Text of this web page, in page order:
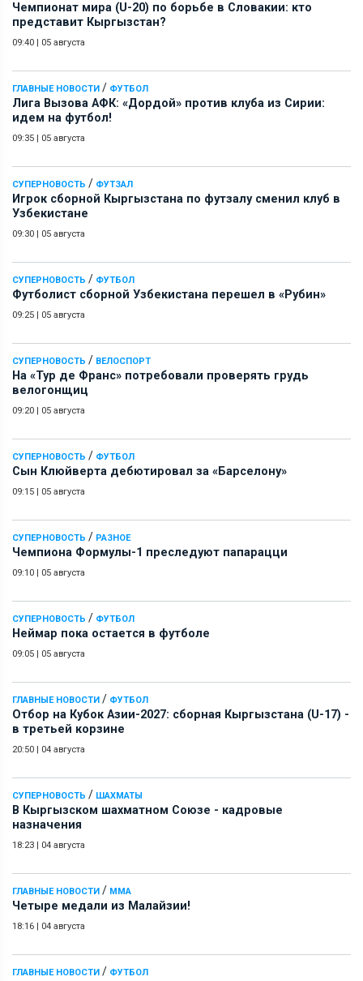
Чемпионат мира (U-20) по борьбе в Словакии: кто
представит Кыргызстан?
09:40 05 августа
ГЛАВНЫЕ НОВОСТИ / ФУТБОЛ
Лига Вызова АФК: «Дордой» против клуба из Сирии:
идем на футбол!
09:35 05 августа
СУПЕРНОВОСТЬ / ФУТЗАЛ
Игрок сборной Кыргызстана по футзалу сменил клуб в
Узбекистане
09:30 05 августа
СУПЕРНОВОСТЬ / ФУТБОЛ
Футболист сборной Узбекистана перешел в «Рубин»
09:25 05 августа
СУПЕРНОВОСТЬ / ВЕЛОСПОРТ
На «Тур де Франс» потребовали проверять грудь
велогонщиц
09:20 05 августа
СУПЕРНОВОСТЬ / ФУТБОЛ
Сын Клюйверта дебютировал за «Барселону»
09:15 05 августа
СУПЕРНОВОСТЬ / РАЗНОЕ
Чемпиона Формулы-1 преследуют папарацци
09:10 05 августа
СУПЕРНОВОСТЬ / ФУТБОЛ
Неймар пока остается в футболе
09:05 05 августа
ГЛАВНЫЕ НОВОСТИ / ФУТБОЛ
Отбор на Кубок Азии-2027: сборная Кыргызстана (U-17) -
в третьей корзине
20:50 04 августа
СУПЕРНОВОСТЬ / ШАХМАТЫ
В Кыргызском шахматном Союзе - кадровые
назначения
18:23 04 августа
ГЛАВНЫЕ НОВОСТИ / ММА
Четыре медали из Малайзии!
18:16 04 августа
ГЛАВНЫЕ НОВОСТИ / ФУТБОЛ